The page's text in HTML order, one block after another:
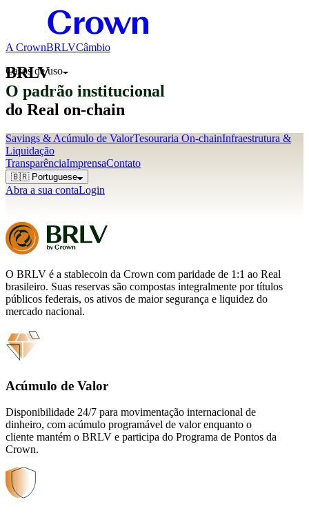
A CrownBRLVCâmbio
Casos de uso
Savings & Acúmulo de ValorTesouraria On-chainInfraestrutura &
Liquidação
TransparênciaImprensaContato
🇧🇷 Portuguese
Abra a sua contaLogin
BRLV
O padrão institucional
do Real on-chain
O BRLV é a stablecoin da Crown com paridade de 1:1 ao Real
brasileiro. Suas reservas são compostas integralmente por títulos
públicos federais, os ativos de maior segurança e liquidez do
mercado nacional.
Acúmulo de Valor
Disponibilidade 24/7 para movimentação internacional de
dinheiro, com acúmulo programável de valor enquanto o
cliente mantém o BRLV e participa do Programa de Pontos da
Crown.